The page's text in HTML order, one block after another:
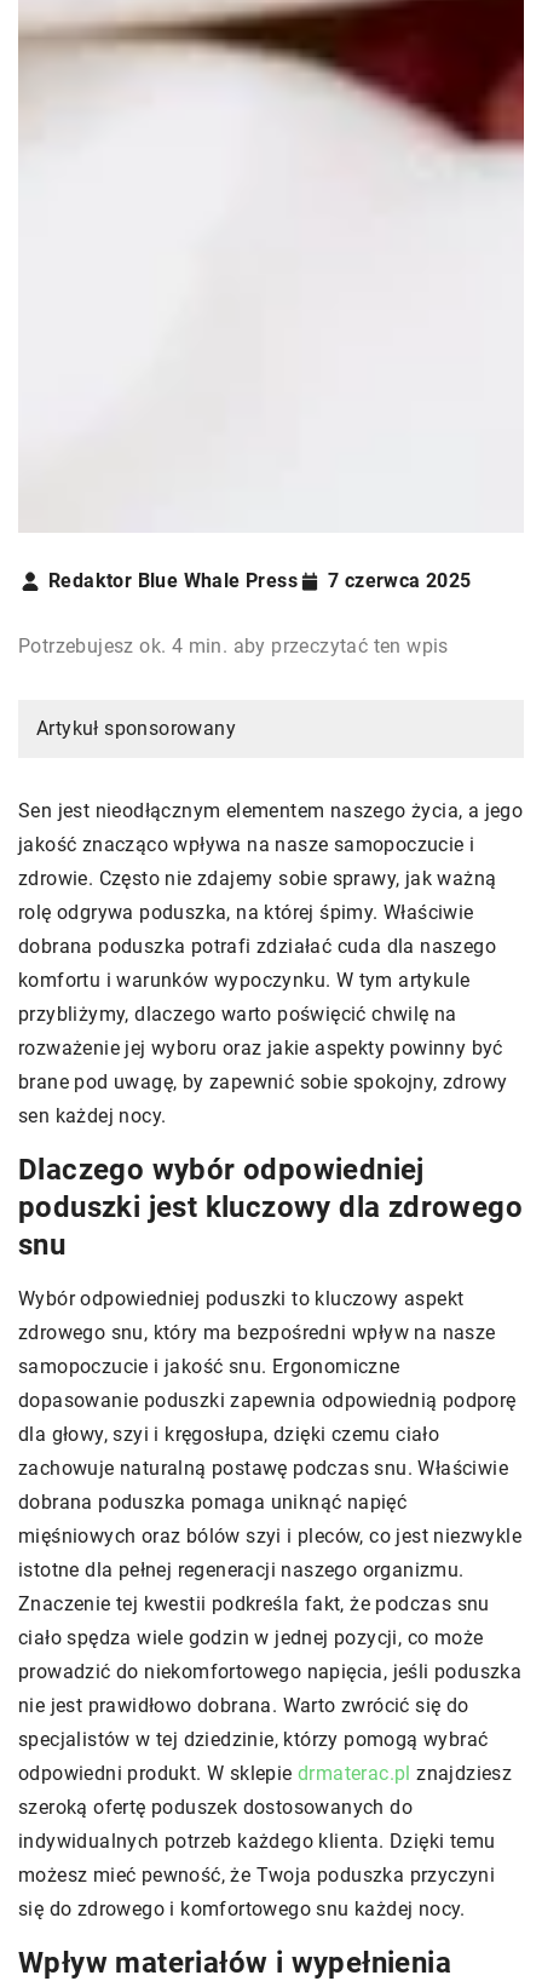
Redaktor Blue Whale Press 7 czerwca 2025
Potrzebujesz ok. 4 min. aby przeczytać ten wpis
Artykuł sponsorowany
Sen jest nieodłącznym elementem naszego życia, a jego
jakość znacząco wpływa na nasze samopoczucie i
zdrowie. Często nie zdajemy sobie sprawy, jak ważną
rolę odgrywa poduszka, na której śpimy. Właściwie
dobrana poduszka potrafi zdziałać cuda dla naszego
komfortu i warunków wypoczynku. W tym artykule
przybliżymy, dlaczego warto poświęcić chwilę na
rozważenie jej wyboru oraz jakie aspekty powinny być
brane pod uwagę, by zapewnić sobie spokojny, zdrowy
sen każdej nocy.
Dlaczego wybór odpowiedniej
poduszki jest kluczowy dla zdrowego
snu
Wybór odpowiedniej poduszki to kluczowy aspekt
zdrowego snu, który ma bezpośredni wpływ na nasze
samopoczucie i jakość snu. Ergonomiczne
dopasowanie poduszki zapewnia odpowiednią podporę
dla głowy, szyi i kręgosłupa, dzięki czemu ciało
zachowuje naturalną postawę podczas snu. Właściwie
dobrana poduszka pomaga uniknąć napięć
mięśniowych oraz bólów szyi i pleców, co jest niezwykle
istotne dla pełnej regeneracji naszego organizmu.
Znaczenie tej kwestii podkreśla fakt, że podczas snu
ciało spędza wiele godzin w jednej pozycji, co może
prowadzić do niekomfortowego napięcia, jeśli poduszka
nie jest prawidłowo dobrana. Warto zwrócić się do
specjalistów w tej dziedzinie, którzy pomogą wybrać
odpowiedni produkt. W sklepie drmaterac.pl znajdziesz
szeroką ofertę poduszek dostosowanych do
indywidualnych potrzeb każdego klienta. Dzięki temu
możesz mieć pewność, że Twoja poduszka przyczyni
się do zdrowego i komfortowego snu każdej nocy.
Wpływ materiałów i wypełnienia